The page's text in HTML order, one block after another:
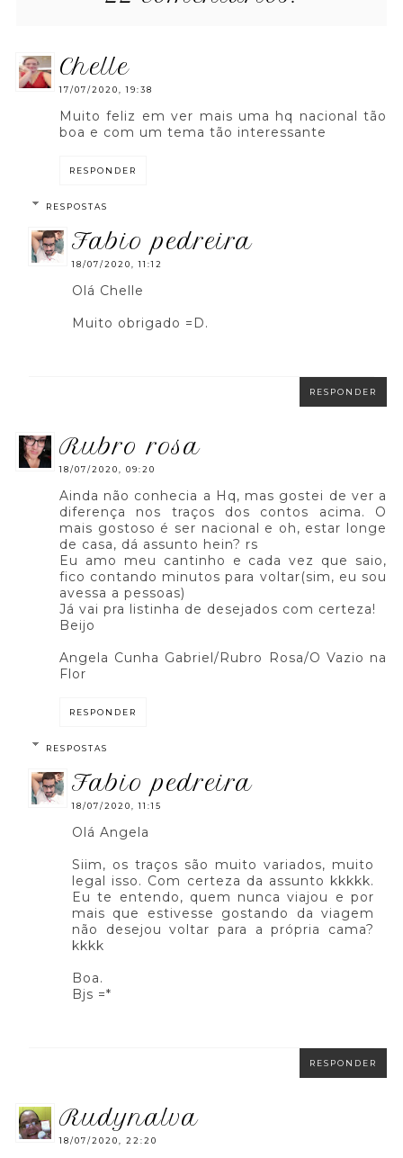
chelle
17/07/2020, 19:38
Muito feliz em ver mais uma hq nacional tão
boa e com um tema tão interessante
RESPONDER
RESPOSTAS
fabio pedreira
18/07/2020, 11:12
Olá Chelle
Muito obrigado =D.
RESPONDER
rubro rosa
18/07/2020, 09:20
Ainda não conhecia a Hq, mas gostei de ver a
diferença nos traços dos contos acima. O
mais gostoso é ser nacional e oh, estar longe
de casa, dá assunto hein? rs
Eu amo meu cantinho e cada vez que saio,
fico contando minutos para voltar(sim, eu sou
avessa a pessoas)
Já vai pra listinha de desejados com certeza!
Beijo
Angela Cunha Gabriel/Rubro Rosa/O Vazio na
Flor
RESPONDER
RESPOSTAS
fabio pedreira
18/07/2020, 11:15
Olá Angela
Siim, os traços são muito variados, muito
legal isso. Com certeza da assunto kkkkk.
Eu te entendo, quem nunca viajou e por
mais que estivesse gostando da viagem
não desejou voltar para a própria cama?
kkkk
Boa.
Bjs =*
RESPONDER
rudynalva
18/07/2020, 22:20